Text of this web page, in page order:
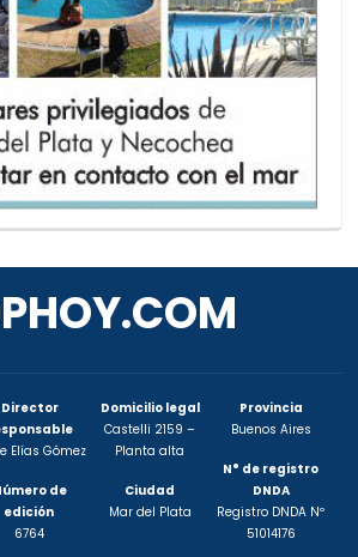
Director
Elías Gómez
de
edición
6764
Domicilio legal
Castelli 2159 –
Planta alta
Ciudad
Mar del Plata
Provincia
Buenos Aires
N° de registro
DNDA
Registro DNDA Nº
51014176